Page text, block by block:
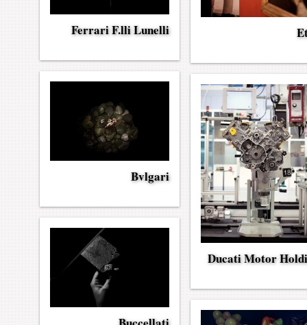
Ferrari F.lli Lunelli
Bvlgari
Ducati Motor